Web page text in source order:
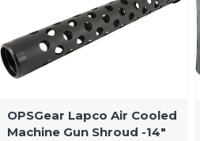
OPSGear Lapco Air Cooled
Machine Gun Shroud -14"